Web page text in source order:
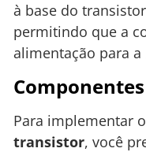
à base do
permitindo que a
alimentação para
Para implementar o
transistor, você